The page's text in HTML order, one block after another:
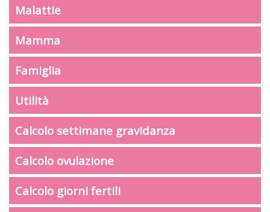
Malattie
Mamma
Famiglia
Utilità
Calcolo settimane gravidanza
Calcolo ovulazione
Calcolo giorni fertili